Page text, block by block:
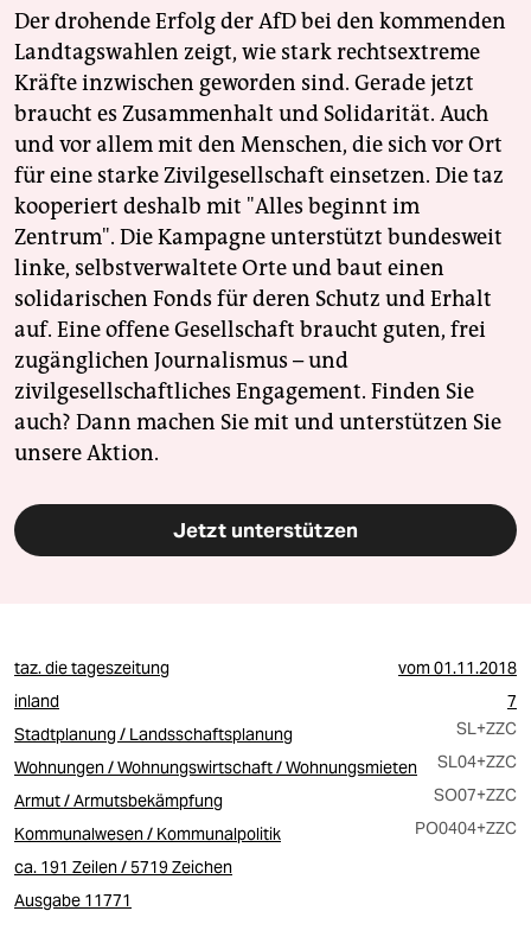
Der drohende Erfolg der AfD bei den kommenden
Landtagswahlen zeigt, wie stark rechtsextreme
Kräfte inzwischen geworden sind. Gerade jetzt
braucht es Zusammenhalt und Solidarität. Auch
und vor allem mit den Menschen, die sich vor Ort
für eine starke Zivilgesellschaft einsetzen. Die taz
kooperiert deshalb mit "Alles beginnt im
Zentrum". Die Kampagne unterstützt bundesweit
linke, selbstverwaltete Orte und baut einen
solidarischen Fonds für deren Schutz und Erhalt
auf. Eine offene Gesellschaft braucht guten, frei
zugänglichen Journalismus – und
zivilgesellschaftliches Engagement. Finden Sie
auch? Dann machen Sie mit und unterstützen Sie
unsere Aktion.
Jetzt unterstützen
taz. die tageszeitung vom01.11.2018
inland
7
Stadtplanung / Landsschaftsplanung
SL+ZZC
Wohnungen / Wohnungswirtschaft / Wohnungsmieten
SL04+ZZC
Armut / Armutsbekämpfung
SO07+ZZC
Kommunalwesen / Kommunalpolitik
PO0404+ZZC
ca. 191 Zeilen / 5719 Zeichen
Ausgabe 11771